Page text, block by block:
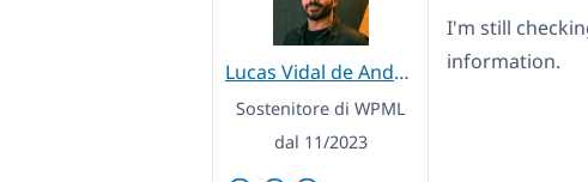
Lucas Vidal de Andrade
Sostenitore di WPML
dal 11/2023
I'm still
information.